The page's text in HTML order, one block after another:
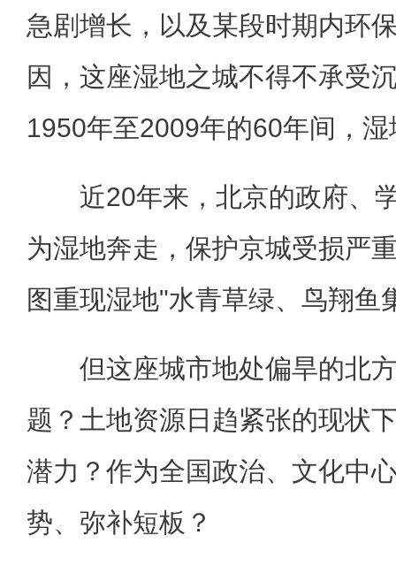
急剧增长，以及某段时期内环
因，这座湿地之城不得不承受
1950年至2009年的60年间，
近20年来，北京的政府、
为湿地奔走，保护京城受损严
图重现湿地"水青草绿、鸟翔鱼
但这座城市地处偏旱的北方
题？土地资源日趋紧张的现状
潜力？作为全国政治、文化中
势、弥补短板？